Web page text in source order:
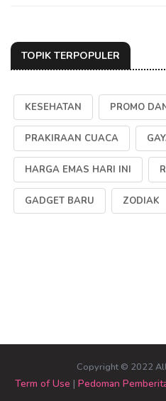
TOPIK TERPOPULER
KESEHATAN PROMO
PRAKIRAAN CUACA
HARGA EMAS HARI INI
GADGET BARU ZODIAK
Copyright © 2022
Term of Use | Pedoman